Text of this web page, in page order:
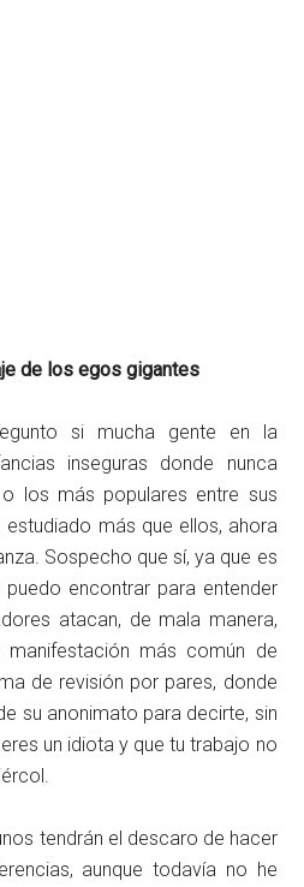
de los egos gigantes
si mucha gente en la
inseguras donde nunca
los más populares entre sus
más que ellos, ahora
Sospecho que sí, ya que es
encontrar para entender
atacan, de mala manera,
más común de
de revisión por pares, donde
su anonimato para decirte, sin
un idiota y que tu trabajo no
tendrán el descaro de hacer
aunque todavía no he